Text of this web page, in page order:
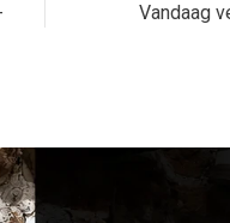
Vandaag